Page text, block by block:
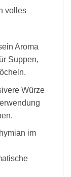
volles
Aroma
Suppen,
Würze
im